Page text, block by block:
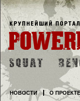
НОВОСТИ О ПРОЕКТЕ